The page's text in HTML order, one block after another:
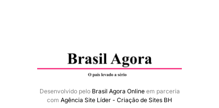
Desenvolvido pelo Brasil Agora Onlineem parceria
com Agência Site Líder - Criação de Sites BH